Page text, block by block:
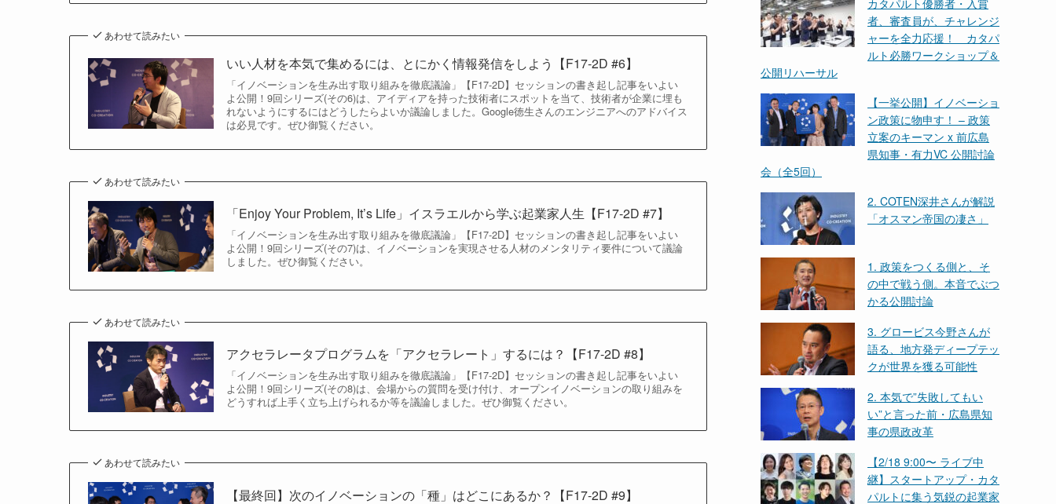
あわせて読みたい
いい人材を本気で集めるには、とにかく情報発信をしよう【F17-2D #6】
「イノベーションを生み出す取り組みを徹底議論」【F17-2D】セッションの書き起し記事をいよい
よ公開！9回シリーズ(その6)は、アイディアを持った技術者にスポットを当て、技術者が企業に埋も
れないようにするにはどうしたらよいか議論しました。Google徳生さんのエンジニアへのアドバイス
は必見です。ぜひ御覧ください。
あわせて読みたい
「Enjoy Your Problem, It’s Life」イスラエルから学ぶ起業家人生【F17-2D #7】
「イノベーションを生み出す取り組みを徹底議論」【F17-2D】セッションの書き起し記事をいよい
よ公開！9回シリーズ(その7)は、イノベーションを実現させる人材のメンタリティ要件について議論
しました。ぜひ御覧ください。
あわせて読みたい
アクセラレータプログラムを「アクセラレート」するには？【F17-2D #8】
「イノベーションを生み出す取り組みを徹底議論」【F17-2D】セッションの書き起し記事をいよい
よ公開！9回シリーズ(その8)は、会場からの質問を受け付け、オープンイノベーションの取り組みを
どうすれば上手く立ち上げられるか等を議論しました。ぜひ御覧ください。
あわせて読みたい
【最終回】次のイノベーションの「種」はどこにあるか？【F17-2D #9】
カタパルト優勝者・入賞
者、審査員が、チャレンジ
ャーを全力応援！ カタパ
ルト必勝ワークショップ＆
公開リハーサル
【一挙公開】イノベーショ
ン政策に物申す！ – 政策
立案のキーマン x 前広島
県知事・有力VC 公開討論
会（全5回）
2. COTEN深井さんが解説
「オスマン帝国の凄さ」
1. 政策をつくる側と、そ
の中で戦う側。本音でぶつ
かる公開討論
3. グロービス今野さんが
語る、地方発ディープテッ
クが世界を獲る可能性
2. 本気で”失敗してもい
い”と言った前・広島県知
事の県政改革
【2/18 9:00〜 ライブ中
継】スタートアップ・カタ
パルトに集う気鋭の起業家